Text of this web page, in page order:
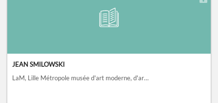
JEAN SMILOWSKI
LaM, Lille Métropole musée d'art moderne, d'art contemporain et d'art brut, Villeneuve-d'Ascq